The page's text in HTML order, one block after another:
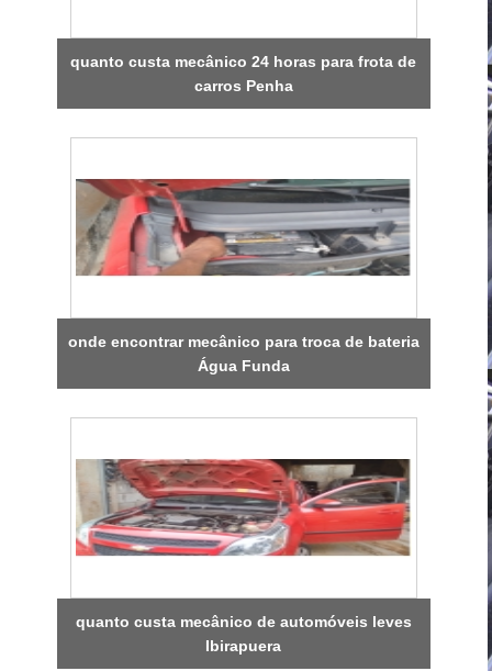
quanto custa mecânico 24 horas para frota de
carros Penha
onde encontrar mecânico para troca de bateria
Água Funda
quanto custa mecânico de automóveis leves
Ibirapuera